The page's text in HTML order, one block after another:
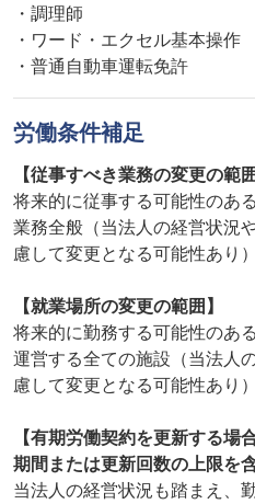
・調理師
・ワード・エクセル基本操作
・普通自動車運転免許
労働条件補足
【従事すべき業務の変更の範囲
将来的に従事する可能性のあ
業務全般（当法人の経営状況
慮して変更となる可能性あり）
【就業場所の変更の範囲】
将来的に勤務する可能性のあ
運営する全ての施設（当法人
慮して変更となる可能性あり）
【有期労働契約を更新する場
期間または更新回数の上限を含
当法人の経営状況も踏まえ、